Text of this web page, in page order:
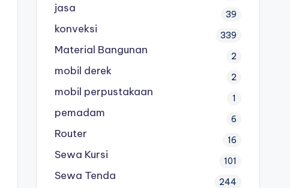
jasa 39
konveksi 339
Material Bangunan 2
mobil derek 2
mobil perpustakaan 1
pemadam 6
Router 16
Sewa Kursi 101
Sewa Tenda 244